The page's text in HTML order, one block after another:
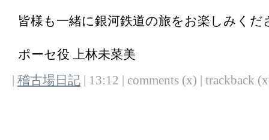
皆様も一緒に銀河鉄道の旅をお楽しみくだ
ポーセ役 上林未菜美
稽古場日記 | 13:12 | comments (x) | trackback